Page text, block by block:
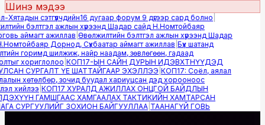
Шинэ мэдээ
сэтгүүлчдийн16 дугаар форум 9 дүгээр сард болно|
бэлтгэл ажлын хүрээнд Шадар сайд Н.Номтойбаяр
аймагт ажиллав|Өвөлжилтийн бэлтгэл ажлын хүрээнд Шадар
Дорнод, Сүхбаатар аймагт ажиллав|Бүх шатанд
горимд шилжиж, найр наадам, зөвлөгөөн, гадаад
хориглолоо|КОП17-ЫН САЙН ДУРЫН ИДЭВХТНҮҮДЭД
СУРГАЛТ ҮЕ ШАТТАЙГААР ЭХЭЛЛЭЭ|КОП17: Соёл, аялал
хөтөлбөр, зочид буудал хариуцсан дэд хорооноос
хийлээ|КОП17 ХУРАЛД АЖИЛЛАХ ОНЦГОЙ БАЙДЛЫН
ГАМШГААС ХАМГААЛАХ ТАКТИКИЙН ХАМТАРСАН
СУРГУУЛИЙГ ЗОХИОН БАЙГУУЛЛАА|ТААНАГҮЙ ГОВЬ